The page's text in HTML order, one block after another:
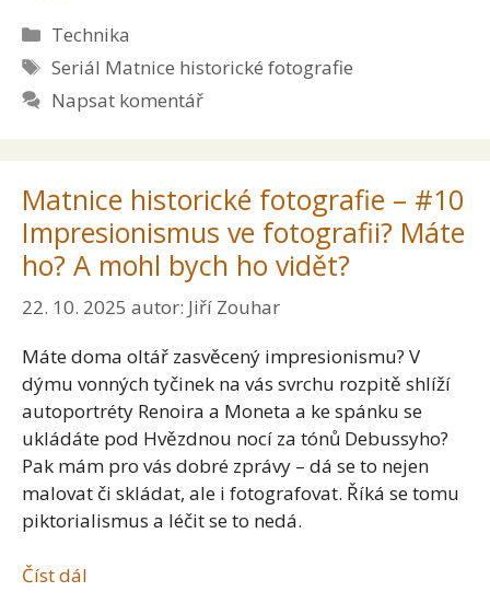
Rubriky
Technika
Štítky
Seriál Matnice historické fotografie
Napsat komentář
Matnice historické fotografie – #10
Impresionismus ve fotografii? Máte
ho? A mohl bych ho vidět?
22. 10. 2025 autor: Jiří Zouhar
Máte doma oltář zasvěcený impresionismu? V
dýmu vonných tyčinek na vás svrchu rozpitě shlíží
autoportréty Renoira a Moneta a ke spánku se
ukládáte pod Hvězdnou nocí za tónů Debussyho?
Pak mám pro vás dobré zprávy – dá se to nejen
malovat či skládat, ale i fotografovat. Říká se tomu
piktorialismus a léčit se to nedá.
Číst dál